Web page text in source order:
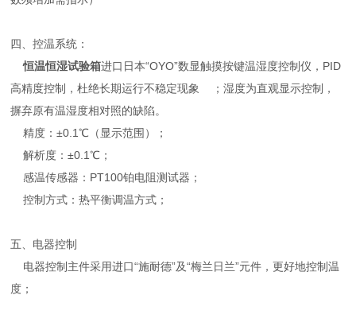
四、控温系统：
恒温恒湿试验箱进口日本“OYO”数显触摸按键温湿度控制仪，PID
高精度控制，杜绝长期运行不稳定现象 ；湿度为直观显示控制，
摒弃原有温湿度相对照的缺陷。
精度：±0.1℃（显示范围）；
解析度：±0.1℃；
感温传感器：PT100铂电阻测试器；
控制方式：热平衡调温方式；
五、电器控制
电器控制主件采用进口“施耐德”及“梅兰日兰”元件，更好地控制温
度；